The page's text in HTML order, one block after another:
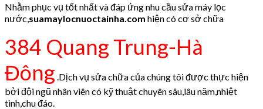
Nhằm phục vụ tốt nhất và đáp ứng nhu cầu sửa máy lọc
nước, suamaylocnuoctainha.com hiện có cơ sở chữa
384 Quang Trung-Hà
Đông .Dịch vụ sửa chữa của chúng tôi được thực hiện
bởi đội ngũ nhân viên có kỹ thuật chuyên sâu,lâu năm,nhiệt
tình,chu đáo.